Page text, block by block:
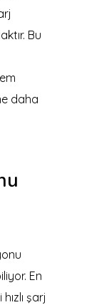
Bu
daha
En
şarj